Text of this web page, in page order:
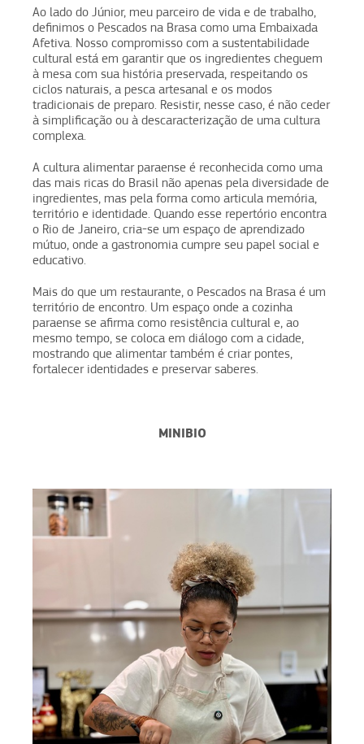
Ao lado do Júnior, meu parceiro de vida e de trabalho,
definimos o Pescados na Brasa como uma Embaixada
Afetiva. Nosso compromisso com a sustentabilidade
cultural está em garantir que os ingredientes cheguem
à mesa com sua história preservada, respeitando os
ciclos naturais, a pesca artesanal e os modos
tradicionais de preparo. Resistir, nesse caso, é não ceder
à simplificação ou à descaracterização de uma cultura
complexa.
A cultura alimentar paraense é reconhecida como uma
das mais ricas do Brasil não apenas pela diversidade de
ingredientes, mas pela forma como articula memória,
território e identidade. Quando esse repertório encontra
o Rio de Janeiro, cria-se um espaço de aprendizado
mútuo, onde a gastronomia cumpre seu papel social e
educativo.
Mais do que um restaurante, o Pescados na Brasa é um
território de encontro. Um espaço onde a cozinha
paraense se afirma como resistência cultural e, ao
mesmo tempo, se coloca em diálogo com a cidade,
mostrando que alimentar também é criar pontes,
fortalecer identidades e preservar saberes.
MINIBIO